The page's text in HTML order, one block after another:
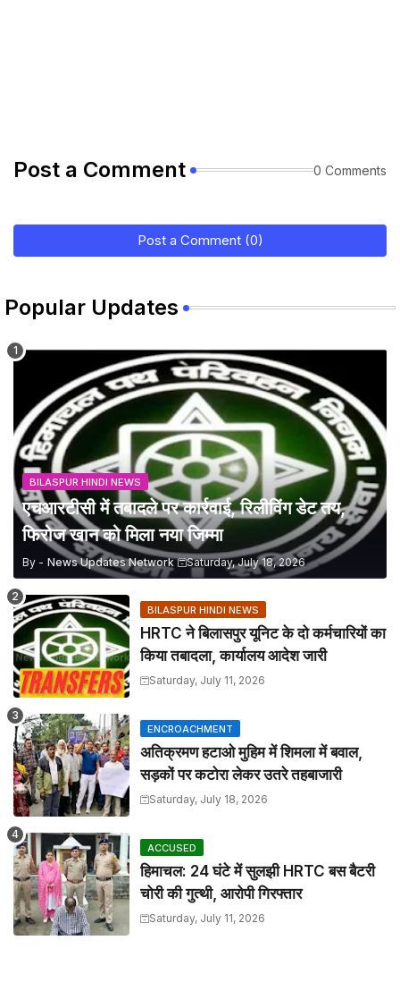
Post a Comment 0 Comments
Post a Comment (0)
Popular Updates
BILASPUR HINDI NEWS
एचआरटीसी में तबादले पर कार्रवाई, रिलीविंग डेट तय,
फिरोज खान को मिला नया जिम्मा
By - News Updates Network Saturday, July 18, 2026
BILASPUR HINDI NEWS
HRTC ने बिलासपुर यूनिट के दो कर्मचारियों का
किया तबादला, कार्यालय आदेश जारी
Saturday, July 11, 2026
ENCROACHMENT
अतिक्रमण हटाओ मुहिम में शिमला में बवाल,
सड़कों पर कटोरा लेकर उतरे तहबाजारी
Saturday, July 18, 2026
ACCUSED
हिमाचल: 24 घंटे में सुलझी HRTC बस बैटरी
चोरी की गुत्थी, आरोपी गिरफ्तार
Saturday, July 11, 2026